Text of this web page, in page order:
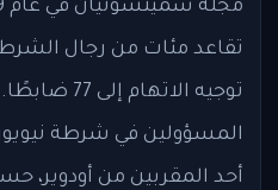
تقاعد مئات من رجال
توجيه
المسؤولين في شرطة
أحد المقربين من أودوير،